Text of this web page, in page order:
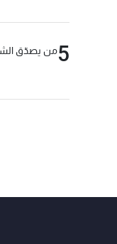
5من يصدّق